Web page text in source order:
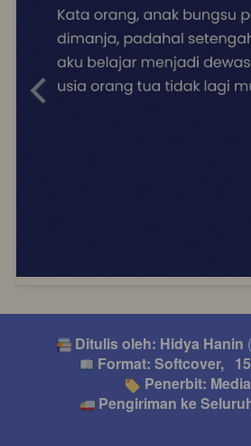
Ditulis oleh: Hidya Hanin
Format: Softcover,
Penerbit:
Pengiriman ke